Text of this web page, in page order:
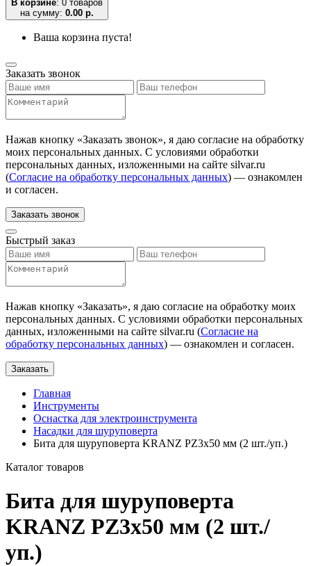
В корзине: 0 товаров
на сумму: 0.00 р.
Ваша корзина пуста!
Заказать звонок
Нажав кнопку «Заказать звонок», я даю согласие на обработку
моих персональных данных. С условиями обработки
персональных данных, изложенными на сайте silvar.ru
(Согласие на обработку персональных данных) — ознакомлен
и согласен.
Заказать звонок
Быстрый заказ
Нажав кнопку «Заказать», я даю согласие на обработку моих
персональных данных. С условиями обработки персональных
данных, изложенными на сайте silvar.ru (Согласие на
обработку персональных данных) — ознакомлен и согласен.
Заказать
Главная
Инструменты
Оснастка для электроинструмента
Насадки для шуруповерта
Бита для шуруповерта KRANZ PZ3х50 мм (2 шт./уп.)
Каталог товаров
Бита для шуруповерта
KRANZ PZ3х50 мм (2 шт./
уп.)